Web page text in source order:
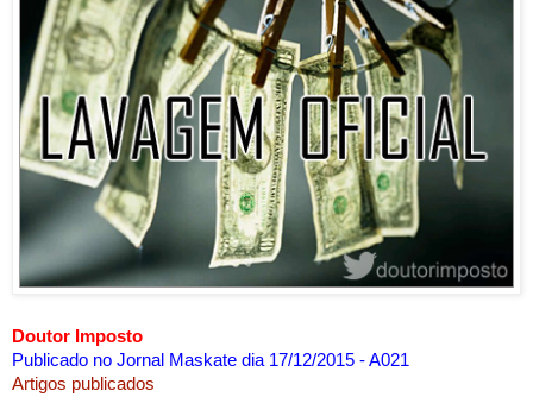
Doutor Imposto
Publicado no Jornal Maskate dia 17/12/2015 - A021
Artigos publicados